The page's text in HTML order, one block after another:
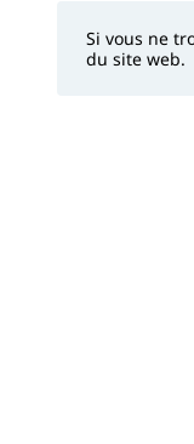
Si vous ne
du site web.